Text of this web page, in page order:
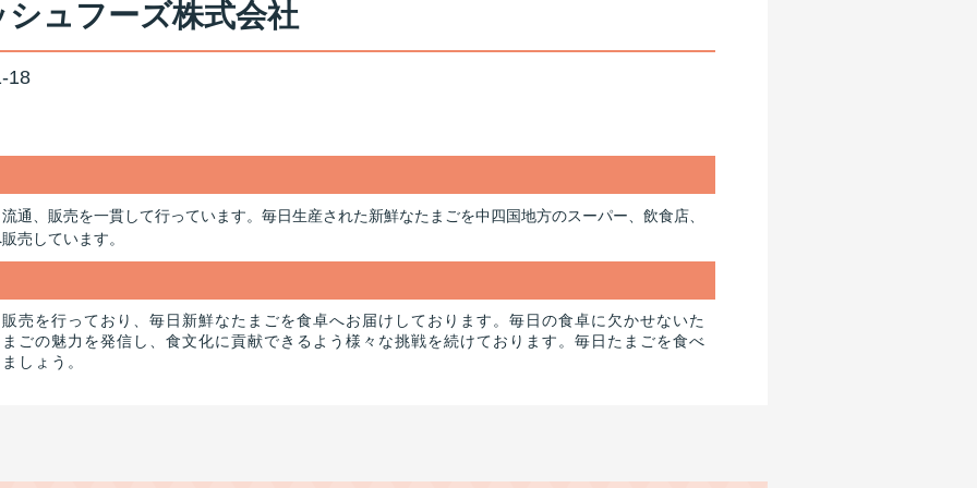
ュフーズ株式会社
18
通、販売を一貫して行っています。毎日生産された新鮮なたまごを中四国地方のスーパー、飲食店、
売しています。
売を行っており、毎日新鮮なたまごを食卓へお届けしております。毎日の食卓に欠かせないた
ごの魅力を発信し、食文化に貢献できるよう様々な挑戦を続けております。毎日たまごを食べ
しょう。